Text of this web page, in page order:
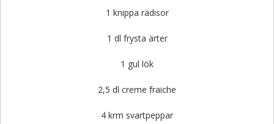
1 knippa rädisor
1 dl frysta ärter
1 gul lök
2,5 dl creme fraiche
4 krm svartpeppar